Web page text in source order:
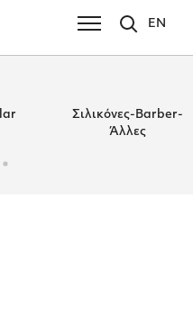
EN
Σιλικόνες-Barber-
Άλλες